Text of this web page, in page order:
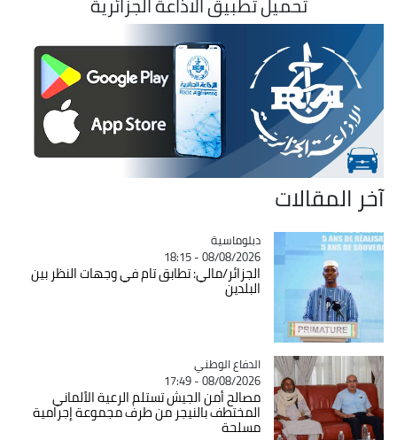
آخر المقالات
Catégorie
دبلوماسية
08/08/2026 - 18:15
الجزائر/مالي: تطابق تام في وجهات النظر بين
البلدين
Catégorie
الدفاع الوطني
08/08/2026 - 17:49
مصالح أمن الجيش تستلم الرعية الألماني
المختطف بالنيجر من طرف مجموعة إجرامية
مسلحة